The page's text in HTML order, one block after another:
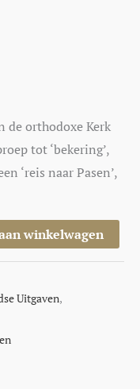
orthodoxe Kerk
tot ‘bekering’,
‘reis naar Pasen’,
winkelwagen
Uitgaven,